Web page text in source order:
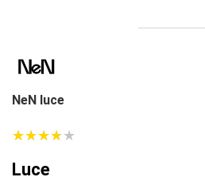
NeN luce
★★★★★
★★★★★
Luce